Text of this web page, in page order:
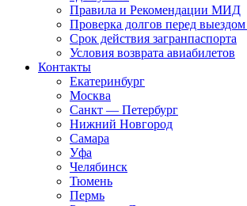
Правила и Рекомендации МИД
Проверка долгов перед
Срок действия загранпаспорта
Условия возврата авиабилетов
Контакты
Екатеринбург
Москва
Санкт — Петербург
Нижний Новгород
Самара
Уфа
Челябинск
Тюмень
Пермь